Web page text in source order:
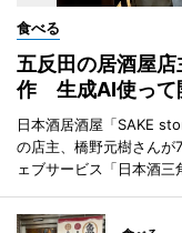
食べる
五反田の居酒屋
作 生成AI使って
日本酒居酒屋「SAKE
の店主、橋野元樹さんが
ェブサービス「日本酒三